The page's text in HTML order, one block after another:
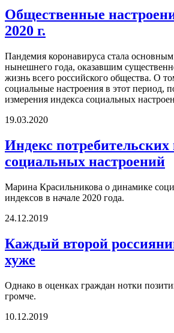
Общественные
2020 г.
Пандемия коронавируса стала
нынешнего года, оказавшим
жизнь всего российского общества. О
социальные настроения в этот период,
измерения индекса социальных
19.03.2020
Индекс потребительских
социальных настроений
Марина Красильникова о динамике
индексов в начале 2020 года.
24.12.2019
Каждый второй
хуже
Однако в оценках граждан нотки
громче.
10.12.2019